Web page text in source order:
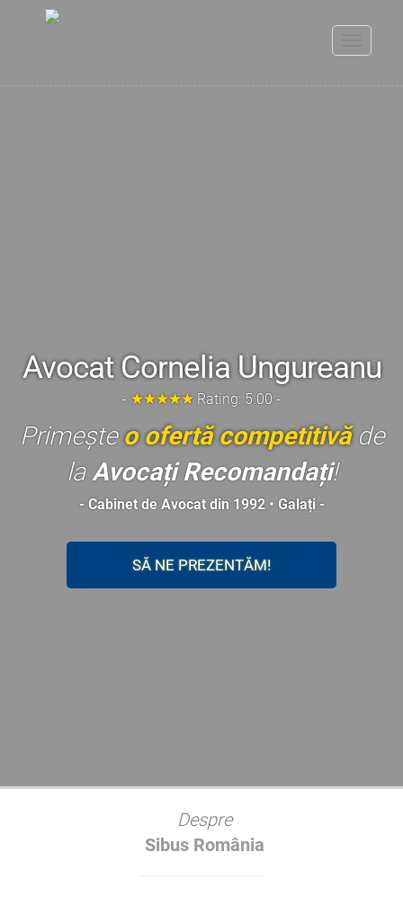
Avocat Cornelia Ungureanu
- ★★★★★Rating: 5.00 -
Primeșteo ofertă competitivăde
laAvocați Recomandați!
- Cabinet de Avocat din 1992 • Galați -
SĂ NE PREZENTĂM!
Despre
Sibus România